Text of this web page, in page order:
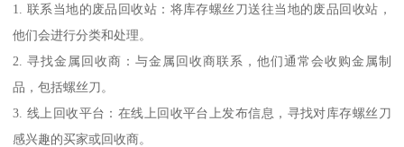
1. 联系当地的废品回收站：将库存螺丝刀送往当地的废品回收站，
他们会进行分类和处理。
2. 寻找金属回收商：与金属回收商联系，他们通常会收购金属制
品，包括螺丝刀。
3. 线上回收平台：在线上回收平台上发布信息，寻找对库存螺丝刀
感兴趣的买家或回收商。